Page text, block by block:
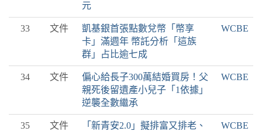
元
33 文件
凱基銀首張點數兌幣「幣享
卡」滿週年 幣託分析「這族
群」占比逾七成
WCBE
34 文件
偏心給長子300萬結婚買房！父
親死後留遺產小兒子「1依據」
逆襲全數繼承
WCBE
35 文件
「新青安2.0」擬排富又排老、
WCBE